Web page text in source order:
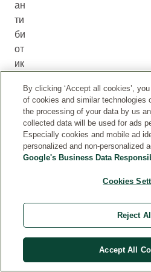
ан
ти
би
от
ик
ти
ик
зм
By clicking ‘Accept all cookies’,
of cookies and similar technologies
the processing of your data by us
collected data will be used for ads
Especially cookies and mobile ad
personalized and non-personalized
Google's Business Data
Cookies
Reject All
Accept All